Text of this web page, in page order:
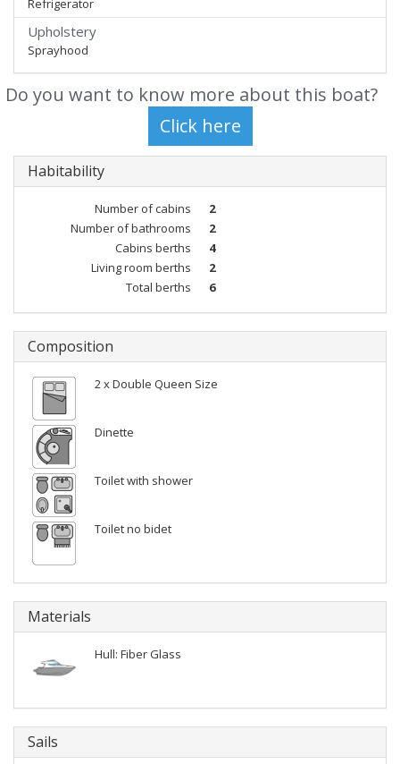
Refrigerator
Upholstery
Sprayhood
Do you want to know more about this boat?
Habitability
Number of cabins
2
Number of bathrooms
2
Cabins berths
4
Living room berths
2
Total berths
6
Composition
2 x Double Queen Size
Dinette
Toilet with shower
Toilet no bidet
Materials
Hull: Fiber Glass
Sails